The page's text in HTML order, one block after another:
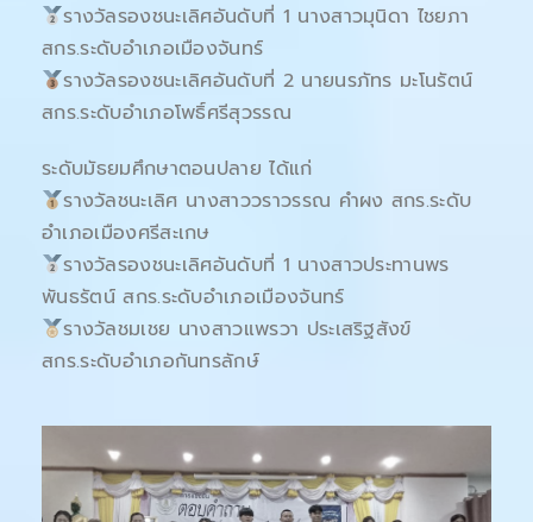
รางวัลรองชนะเลิศอันดับที่ 1 นางสาวมุนิดา ไชยภา
สกร.ระดับอำเภอเมืองจันทร์
รางวัลรองชนะเลิศอันดับที่ 2 นายนรภัทร มะโนรัตน์
สกร.ระดับอำเภอโพธิ์ศรีสุวรรณ
ระดับมัธยมศึกษาตอนปลาย ได้แก่
รางวัลชนะเลิศ นางสาววราวรรณ คำผง สกร.ระดับ
อำเภอเมืองศรีสะเกษ
รางวัลรองชนะเลิศอันดับที่ 1 นางสาวประทานพร
พันธรัตน์ สกร.ระดับอำเภอเมืองจันทร์
รางวัลชมเชย นางสาวแพรวา ประเสริฐสังข์
สกร.ระดับอำเภอกันทรลักษ์